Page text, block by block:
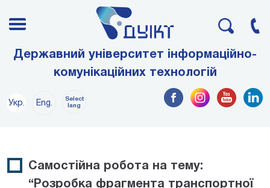
Державний університет інформаційно-
комунікаційних технологій
Укр. Eng.
Select
lang
Самостійна робота на тему:
“Розробка фрагмента транспортної